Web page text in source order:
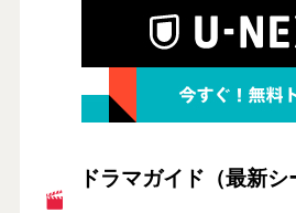
ドラマガイド（最新シ